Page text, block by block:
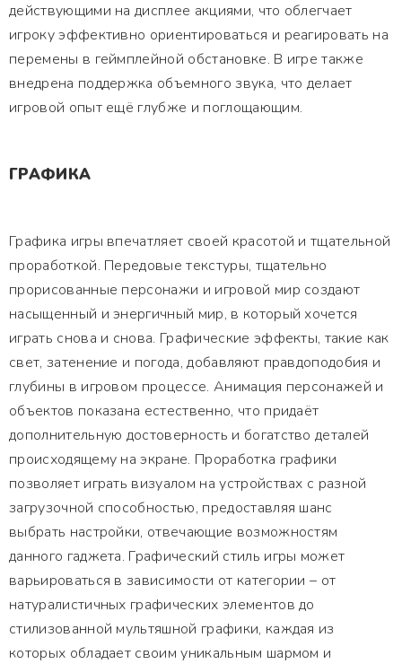
действующими на дисплее акциями, что облегчает
игроку эффективно ориентироваться и реагировать на
перемены в геймплейной обстановке. В игре также
внедрена поддержка объемного звука, что делает
игровой опыт ещё глубже и поглощающим.
ГРАФИКА
Графика игры впечатляет своей красотой и тщательной
проработкой. Передовые текстуры, тщательно
прорисованные персонажи и игровой мир создают
насыщенный и энергичный мир, в который хочется
играть снова и снова. Графические эффекты, такие как
свет, затенение и погода, добавляют правдоподобия и
глубины в игровом процессе. Анимация персонажей и
объектов показана естественно, что придаёт
дополнительную достоверность и богатство деталей
происходящему на экране. Проработка графики
позволяет играть визуалом на устройствах с разной
загрузочной способностью, предоставляя шанс
выбрать настройки, отвечающие возможностям
данного гаджета. Графический стиль игры может
варьироваться в зависимости от категории – от
натуралистичных графических элементов до
стилизованной мультяшной графики, каждая из
которых обладает своим уникальным шармом и